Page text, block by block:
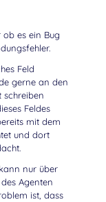
es ein Bug
Feld
gerne an den
schreiben
Feldes
mit dem
und dort
nur über
Agenten
ist, dass